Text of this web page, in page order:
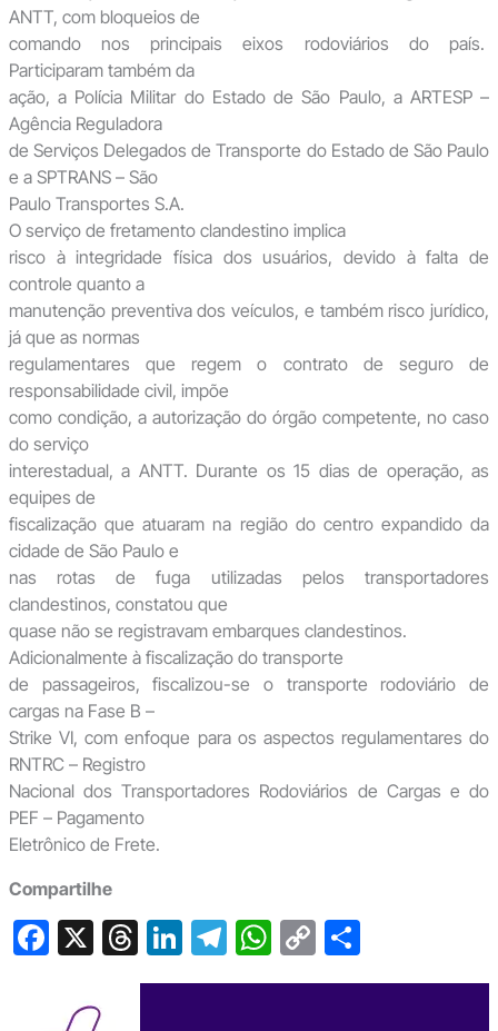
ANTT, com bloqueios de
comando nos principais eixos rodoviários do país.
Participaram também da
ação, a Polícia Militar do Estado de São Paulo, a ARTESP –
Agência Reguladora
de Serviços Delegados de Transporte do Estado de São Paulo
e a SPTRANS – São
Paulo Transportes S.A.
O serviço de fretamento clandestino implica
risco à integridade física dos usuários, devido à falta de
controle quanto a
manutenção preventiva dos veículos, e também risco jurídico,
já que as normas
regulamentares que regem o contrato de seguro de
responsabilidade civil, impõe
como condição, a autorização do órgão competente, no caso
do serviço
interestadual, a ANTT. Durante os 15 dias de operação, as
equipes de
fiscalização que atuaram na região do centro expandido da
cidade de São Paulo e
nas rotas de fuga utilizadas pelos transportadores
clandestinos, constatou que
quase não se registravam embarques clandestinos.
Adicionalmente à fiscalização do transporte
de passageiros, fiscalizou-se o transporte rodoviário de
cargas na Fase B –
Strike VI, com enfoque para os aspectos regulamentares do
RNTRC – Registro
Nacional dos Transportadores Rodoviários de Cargas e do
PEF – Pagamento
Eletrônico de Frete.
Compartilhe
F X T
hr
Li
n
T
el
W
h
C
o
S
h